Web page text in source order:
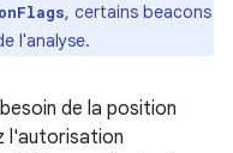
, certains beacons
l'analyse.
de la position
l'autorisation